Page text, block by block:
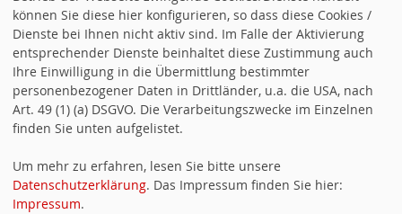
zum Arbeitszeitgesetz weiterlesen
Ein Service vonwebsozis.info
ALTERNATIVE FORMATE
Newsticker (RSS)
Newsticker (Atom)
können Sie diese hier konfigurieren, so dass diese Cookies /
Dienste bei Ihnen nicht aktiv sind. Im Falle der Aktivierung
entsprechender Dienste beinhaltet diese Zustimmung auch
Ihre Einwilligung in die Übermittlung bestimmter
personenbezogener Daten in Drittländer, u.a. die USA, nach
Art. 49 (1) (a) DSGVO. Die Verarbeitungszwecke im Einzelnen
finden Sie unten aufgelistet.
Um mehr zu erfahren, lesen Sie bitte unsere
Datenschutzerklärung. Das Impressum finden Sie hier:
Impressum.